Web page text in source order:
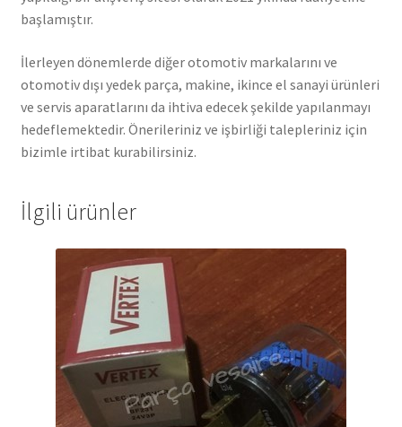
başlamıştır.
İlerleyen dönemlerde diğer otomotiv markalarını ve
otomotiv dışı yedek parça, makine, ikince el sanayi ürünleri
ve servis aparatlarını da ihtiva edecek şekilde yapılanmayı
hedeflemektedir. Önerileriniz ve işbirliği talepleriniz için
bizimle irtibat kurabilirsiniz.
İlgili ürünler